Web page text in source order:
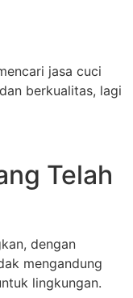
jasa cuci
berkualitas, lagi
Telah
dengan
mengandung
lingkungan.